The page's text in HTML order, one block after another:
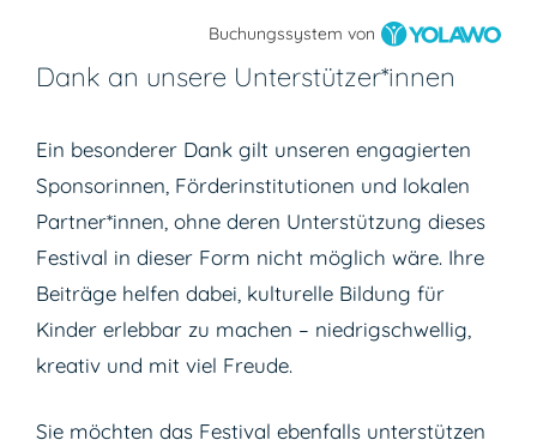
Buchungssystem von
Dank an unsere Unterstützer*innen
Ein besonderer Dank gilt unseren engagierten
Sponsorinnen, Förderinstitutionen und lokalen
Partner*innen, ohne deren Unterstützung dieses
Festival in dieser Form nicht möglich wäre. Ihre
Beiträge helfen dabei, kulturelle Bildung für
Kinder erlebbar zu machen – niedrigschwellig,
kreativ und mit viel Freude.
Sie möchten das Festival ebenfalls unterstützen